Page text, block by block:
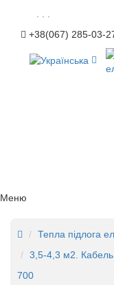
+38(067) 285-03-
Меню
Тепла підлога
3,5-4,3 м2. Кабель
700